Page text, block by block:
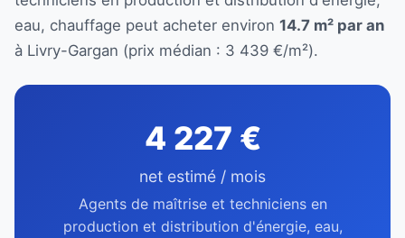
eau, chauffage peut acheter environ 14.7 m² par an
à Livry-Gargan (prix médian : 3 439 €/m²).
4 227 €
net estimé / mois
Agents de maîtrise et techniciens en
production et distribution d'énergie, eau,